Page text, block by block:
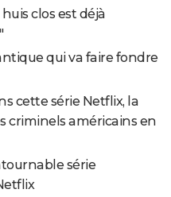
clos est déjà
qui va faire fondre
cette série Netflix, la
criminels américains en
série